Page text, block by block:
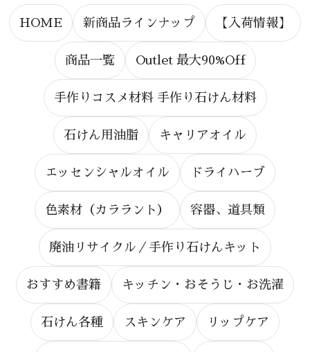
HOME 新商品ラインナップ 【入荷情報】
商品一覧 Outlet 最大90%Off
手作りコスメ材料 手作り石けん材料
石けん用油脂 キャリアオイル
エッセンシャルオイル ドライハーブ
色素材（カララント） 容器、道具類
廃油リサイクル／手作り石けんキット
おすすめ書籍 キッチン・おそうじ・お洗濯
石けん各種 スキンケア リップケア